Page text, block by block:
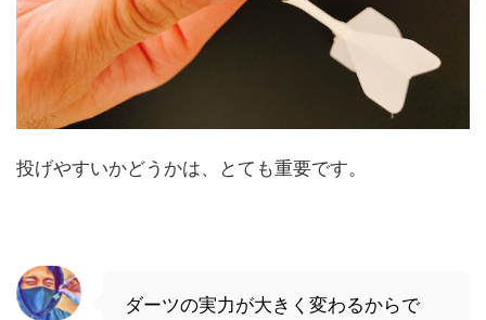
投げやすいかどうかは、とても重要です。
ダーツの実力が大きく変わるからで